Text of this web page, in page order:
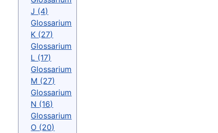
J (4)
Glossarium
K (27)
Glossarium
L (17)
Glossarium
M (27)
Glossarium
N (16)
Glossarium
O (20)